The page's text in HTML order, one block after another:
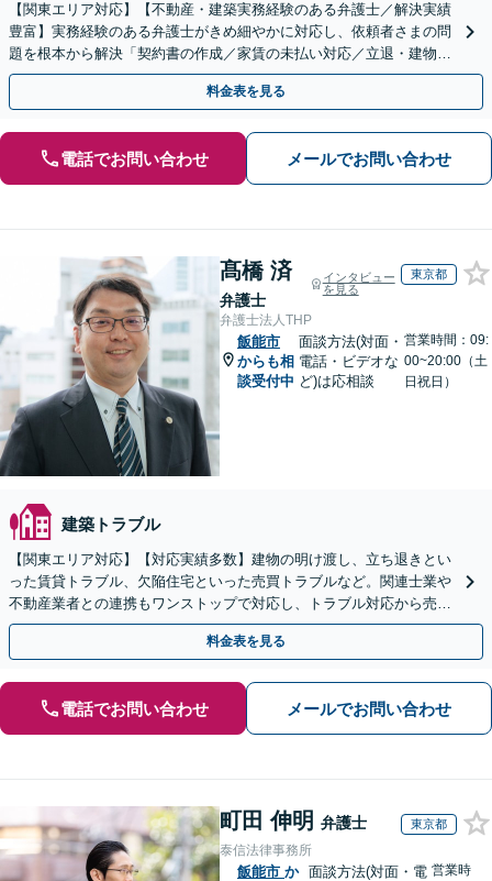
【関東エリア対応】【不動産・建築実務経験のある弁護士／解決実績
豊富】実務経験のある弁護士がきめ細やかに対応し、依頼者さまの問
題を根本から解決「契約書の作成／家賃の未払い対応／立退・建物の
明け渡し請求／欠陥住宅トラブル」
料金表を見る
電話でお問い合わせ メールでお問い合わせ
髙橋 済
弁護士
インタビュー
を見る
東京都
弁護士法人THP
飯能市
からも相
談受付中
面談方法(対面・
電話・ビデオな
ど)は応相談
営業時間：09:
00~20:00（土
日祝日）
建築トラブル
【関東エリア対応】【対応実績多数】建物の明け渡し、立ち退きとい
った賃貸トラブル、欠陥住宅といった売買トラブルなど。関連士業や
不動産業者との連携もワンストップで対応し、トラブル対応から売却
まで徹底サポート【初回相談無料】
料金表を見る
電話でお問い合わせ メールでお問い合わせ
町田 伸明 弁護士 東京都
泰信法律事務所
飯能市 か 面談方法(対面・電 営業時